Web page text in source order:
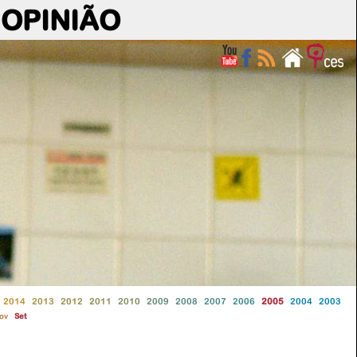
OPINIÃO
2014 2013 2012 2011 2010 2009 2008 2007 2006 2005 2004 2003
Set